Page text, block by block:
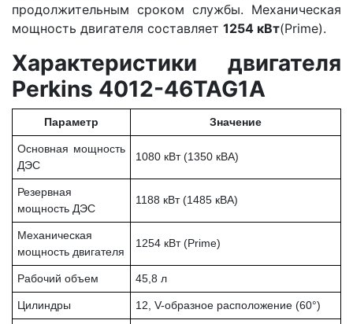
продолжительным сроком службы. Механическая
мощность двигателя составляет 1254 кВт(Prime).
Характеристики двигателя
Perkins 4012-46TAG1A
Параметр Значение
Основная мощность
ДЭС
1080 кВт (1350 кВА)
Резервная
мощность ДЭС
1188 кВт (1485 кВА)
Механическая
мощность двигателя
1254 кВт (Prime)
Рабочий объем 45,8 л
Цилиндры 12, V-образное расположение (60°)